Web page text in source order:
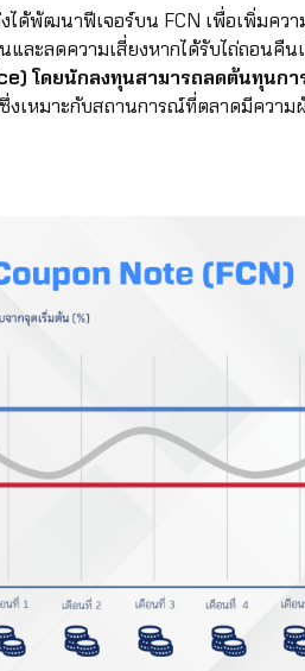
ฒนาฟีเจอร์บน FCN เพื่อเพิ่มควา
และลดความเสี่ยงหากได้รับไถ่ถอนคื
โดยนักลงทุนสามารถลดต้นทุนก
ซึ่งเหมาะกับสถานการณ์ที่ตลาดมีความ